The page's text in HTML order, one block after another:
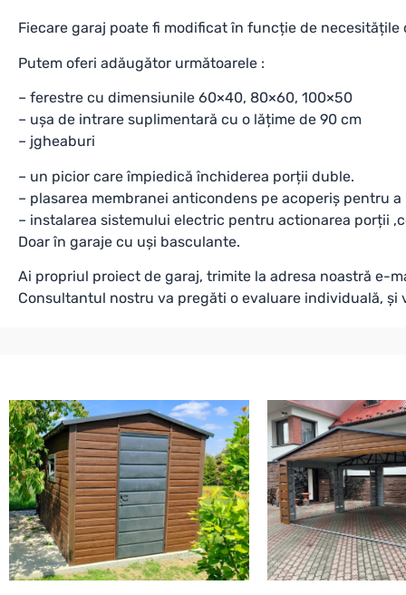
Fiecare garaj poate fi modificat în funcție de
Putem oferi adăugător următoarele :
– ferestre cu dimensiunile 60×40, 80×60, 100×50
– ușa de intrare suplimentară cu o lățime de 90 cm
– jgheaburi
– un picior care împiedică închiderea porții duble.
– plasarea membranei anticondens pe acoperiș pentru
– instalarea sistemului electric pentru actionarea porții
Doar în garaje cu uși basculante.
Ai propriul proiect de garaj, trimite la adresa noastră e-
Consultantul nostru va pregăti o evaluare individuală, și